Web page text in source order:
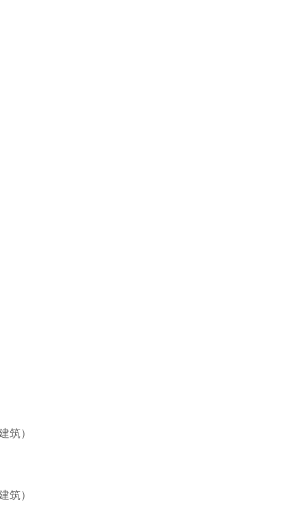
筑）
筑）